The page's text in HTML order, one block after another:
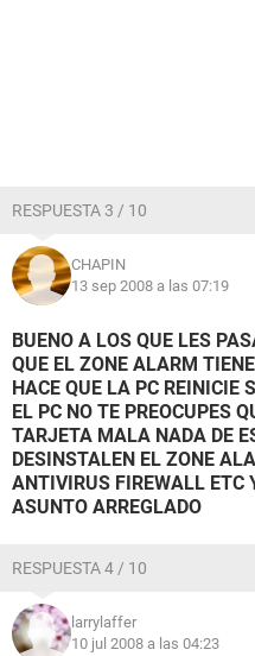
RESPUESTA 3 / 10
CHAPIN
13 sep 2008 a las 07:19
BUENO A LOS QUE LES
QUE EL ZONE ALARM
HACE QUE LA PC REINICIE
EL PC NO TE PREOCUPES
TARJETA MALA NADA DE
DESINSTALEN EL ZONE
ANTIVIRUS FIREWALL ETC
ASUNTO ARREGLADO
RESPUESTA 4 / 10
larrylaffer
10 jul 2008 a las 04:23